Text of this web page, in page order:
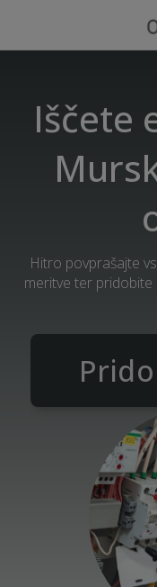
Iščete
Hitro povprašajte
meritve ter